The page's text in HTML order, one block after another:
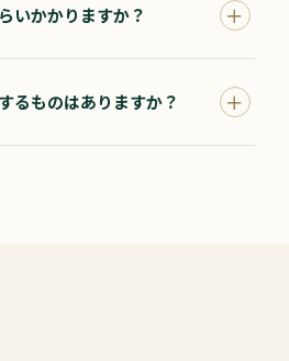
いかかりますか？ ＋
るものはありますか？ ＋